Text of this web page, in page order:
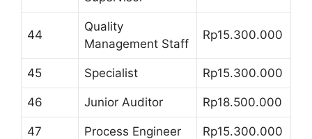
44
Quality
Management Staff
Rp15.300.000
45 Specialist Rp15.300.000
46 Junior Auditor Rp18.500.000
47 Process Engineer Rp15.300.000